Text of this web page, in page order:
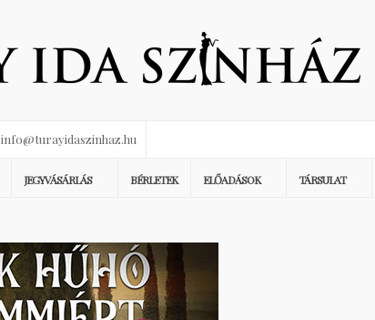
info@turayidaszinhaz.hu
JEGYVÁSÁRLÁS BÉRLETEK ELŐADÁSOK TÁRSULAT